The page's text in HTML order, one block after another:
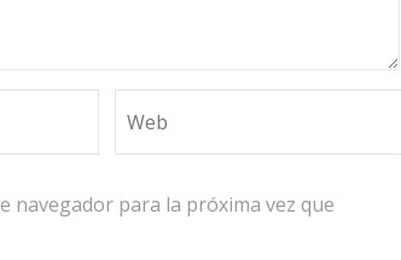
navegador para la próxima vez que